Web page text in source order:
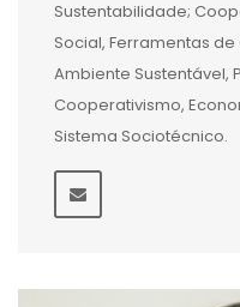
Sustentabilidade;
Social, Ferramentas
Ambiente Sustentável,
Cooperativismo,
Sistema Sociotécnico.